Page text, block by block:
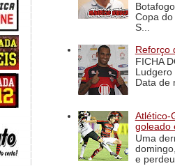
Copa
S...
Reforço
FICHA
Data de
Atlético-
goleado
Uma
e